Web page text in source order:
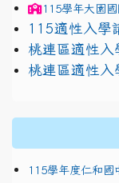
115學年大園
115適性入學
link to
桃連區適性入
link to
桃連區適性入
115學年度仁和國